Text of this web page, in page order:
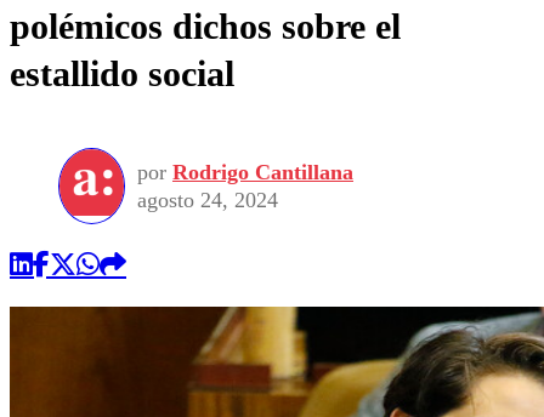
polémicos dichos sobre el
estallido social
por Rodrigo Cantillana
agosto 24, 2024